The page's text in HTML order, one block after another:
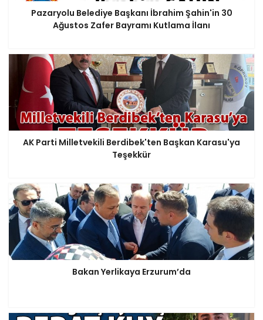
Pazaryolu Belediye Başkanı İbrahim Şahin'in 30
Ağustos Zafer Bayramı Kutlama İlanı
AK Parti Milletvekili Berdibek'ten Başkan Karasu'ya
Teşekkür
Bakan Yerlikaya Erzurum’da